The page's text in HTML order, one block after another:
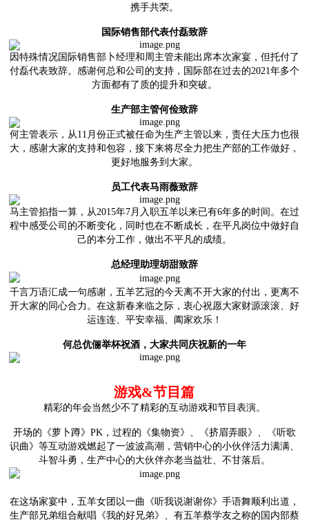
携手共荣。
国际销售部代表付磊致辞
因特殊情况国际销售部卜经理和周主管未能出席本次家宴，但托付了
付磊代表致辞。感谢何总和公司的支持，国际部在过去的2021年多个
方面都有了质的提升和突破。
生产部主管何俭致辞
何主管表示，从11月份正式被任命为生产主管以来，责任大压力也很
大，感谢大家的支持和包容，接下来将尽全力把生产部的工作做好，
更好地服务到大家。
员工代表马雨薇致辞
马主管掐指一算，从2015年7月入职五羊以来已有6年多的时间。在过
程中感受公司的不断变化，同时也在不断成长，在平凡岗位中做好自
己的本分工作，做出不平凡的成绩。
总经理助理胡甜致辞
千言万语汇成一句感谢，五羊艺冠的今天离不开大家的付出，更离不
开大家的同心合力。在这新春来临之际，衷心祝愿大家财源滚滚、好
运连连、平安幸福、阖家欢乐！
何总伉俪举杯祝酒， 大家共同庆祝新的一年
游戏&节目篇
精彩的年会当然少不了精彩的互动游戏和节目表演。
开场的《萝卜蹲》PK，过程的《集物资》、《挤眉弄眼》、《听歌
识曲》等互动游戏燃起了一波波高潮，营销中心的小伙伴活力满满、
斗智斗勇，生产中心的大伙伴亦老当益壮、不甘落后。
在这场家宴中，五羊女团以一曲《听我说谢谢你》手语舞顺利出道，
生产部兄弟组合献唱《我的好兄弟》、有五羊蔡学友之称的国内部蔡